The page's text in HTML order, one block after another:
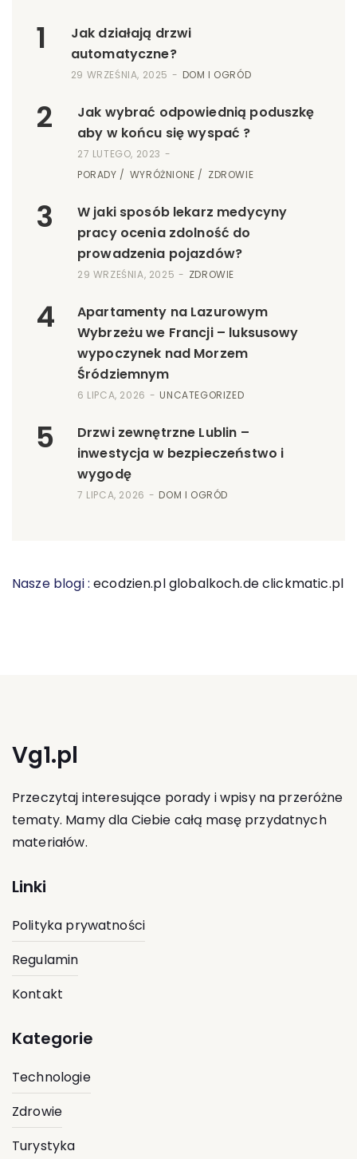
1
Jak działają drzwi
automatyczne?
29 WRZEŚNIA, 2025 DOM I OGRÓD
2
Jak wybrać odpowiednią poduszkę
aby w końcu się wyspać ?
27 LUTEGO, 2023
PORADY
WYRÓŻNIONE ZDROWIE
3
W jaki sposób lekarz medycyny
pracy ocenia zdolność do
prowadzenia pojazdów?
29 WRZEŚNIA, 2025 ZDROWIE
4
Apartamenty na Lazurowym
Wybrzeżu we Francji – luksusowy
wypoczynek nad Morzem
Śródziemnym
6 LIPCA, 2026 UNCATEGORIZED
5
Drzwi zewnętrzne Lublin –
inwestycja w bezpieczeństwo i
wygodę
7 LIPCA, 2026 DOM I OGRÓD
Nasze blogi :ecodzien.plglobalkoch.declickmatic.pl
Vg1.pl
Przeczytaj interesujące porady i wpisy na przeróżne
tematy. Mamy dla Ciebie całą masę przydatnych
materiałów.
Linki
Polityka prywatności
Regulamin
Kontakt
Kategorie
Technologie
Zdrowie
Turystyka